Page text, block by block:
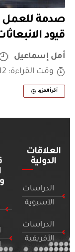
صدمة للعمل
قيود الانبعاثات
أمل إسماعيل
وقت القراءة: 12 دقيقة
أقرأ المزيد
العلاقات
الدولية
الدراسات
الآسيوية
الدراسات
الأفريقية